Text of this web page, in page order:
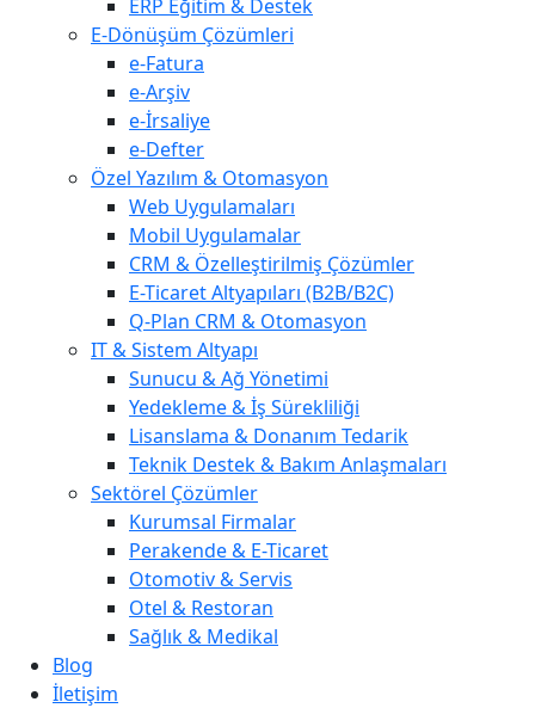
ERP Eğitim & Destek
E-Dönüşüm Çözümleri
e-Fatura
e-Arşiv
e-İrsaliye
e-Defter
Özel Yazılım & Otomasyon
Web Uygulamaları
Mobil Uygulamalar
CRM & Özelleştirilmiş Çözümler
E-Ticaret Altyapıları (B2B/B2C)
Q-Plan CRM & Otomasyon
IT & Sistem Altyapı
Sunucu & Ağ Yönetimi
Yedekleme & İş Sürekliliği
Lisanslama & Donanım Tedarik
Teknik Destek & Bakım Anlaşmaları
Sektörel Çözümler
Kurumsal Firmalar
Perakende & E-Ticaret
Otomotiv & Servis
Otel & Restoran
Sağlık & Medikal
Blog
İletişim